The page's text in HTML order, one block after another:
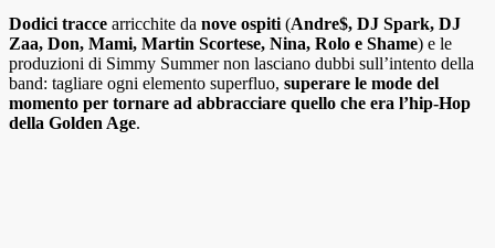
Dodici tracce arricchite da nove ospiti(Andre$, DJ Spark, DJ
Zaa, Don, Mami, Martin Scortese, Nina, Rolo e Shame) e le
produzioni di Simmy Summer non lasciano dubbi sull’intento della
band: tagliare ogni elemento superfluo, superare le mode del
momento per tornare ad abbracciare quello che era l’hip-Hop
della Golden Age.